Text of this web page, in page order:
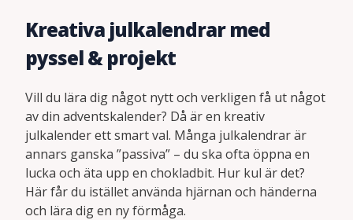
Kreativa julkalendrar med
pyssel & projekt
Vill du lära dig något nytt och verkligen få ut något
av din adventskalender? Då är en kreativ
julkalender ett smart val. Många julkalendrar är
annars ganska ”passiva” – du ska ofta öppna en
lucka och äta upp en chokladbit. Hur kul är det?
Här får du istället använda hjärnan och händerna
och lära dig en ny förmåga.